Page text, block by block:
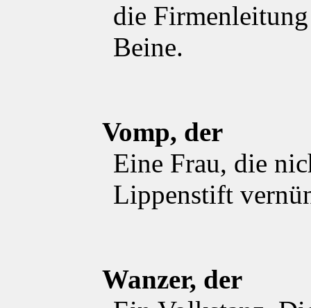
die
Beine.
Vomp, der
Eine Frau, die
Lippenstift
Wanzer, der